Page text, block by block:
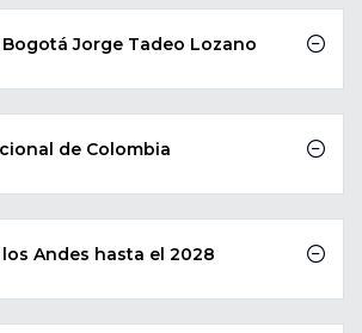
Jorge Tadeo Lozano
de Colombia
Andes hasta el 2028